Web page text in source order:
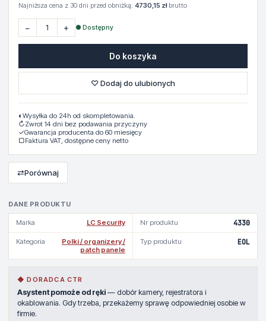
DANE PRODUKTU
Marka LC Security Nr produktu 4330
Kategoria
Polki / organizery /
patch panele
Typ produktu EOL
◆ DORADCA CTR
Asystent pomoże od ręki — dobór kamery, rejestratora i
okablowania. Gdy trzeba, przekażemy sprawę odpowiedniej osobie w
firmie.
Najniższa cena z 30 dni przed obniżką: 4730,15 złbrutto
− + ● Dostępny
Do koszyka
♡ Dodaj do ulubionych
◐ Wysyłka do 24h od skompletowania.
↻Zwrot 14 dni bez podawania przyczyny
✓Gwarancja producenta do 60 miesięcy
▢Faktura VAT, dostępne ceny netto
⇄Porównaj